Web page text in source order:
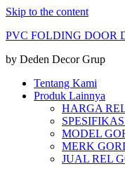
Skip to the content
PVC FOLDING DOOR
by Deden Decor Grup
Tentang Kami
Produk Lainnya
HARGA
MODEL
MERK
JUAL REL